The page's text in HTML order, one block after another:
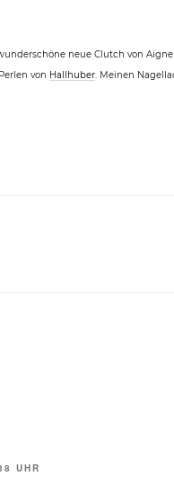
neue Clutch von
von Hallhuber. Meinen
UHR